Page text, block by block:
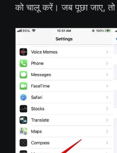
को चालू करें। जब पूछा जाए, तो